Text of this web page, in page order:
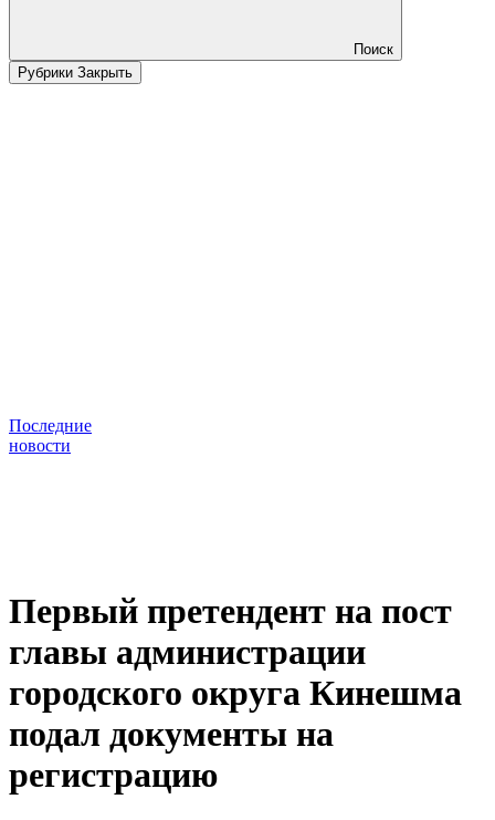
Поиск
Рубрики Закрыть
Последние
новости
Первый претендент на пост
главы администрации
городского округа Кинешма
подал документы на
регистрацию